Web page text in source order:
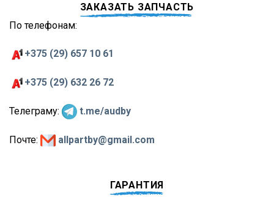
ЗАКАЗАТЬ ЗАПЧАСТЬ
По телефонам:
+375 (29) 657 10 61
+375 (29) 632 26 72
Телеграму: t.me/audby
Почте: allpartby@gmail.com
ГАРАНТИЯ